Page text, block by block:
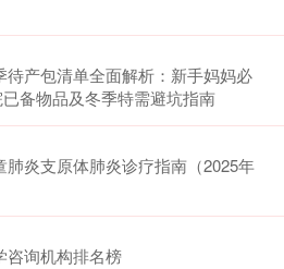
产包清单全面解析：新手妈妈必
备物品及冬季特需避坑指南
炎支原体肺炎诊疗指南（2025年
咨询机构排名榜